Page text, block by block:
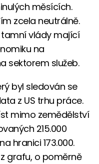
měsících.
zcela neutrálně.
vlády mající
na
sektorem služeb.
byl sledován se
z US trhu práce.
mimo zemědělství
215.000
hranici 173.000.
grafu, o poměrně